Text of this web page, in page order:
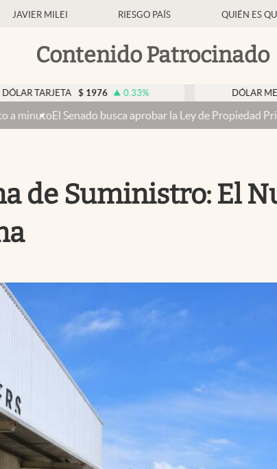
JAVIER MILEI RIESGO PAÍS QUIÉN ES
Contenido Patrocinado
$ 1976 0.33% $ 1518,45
busca aprobar la Ley de Propiedad Privada, ahora sin
de Suministro: El